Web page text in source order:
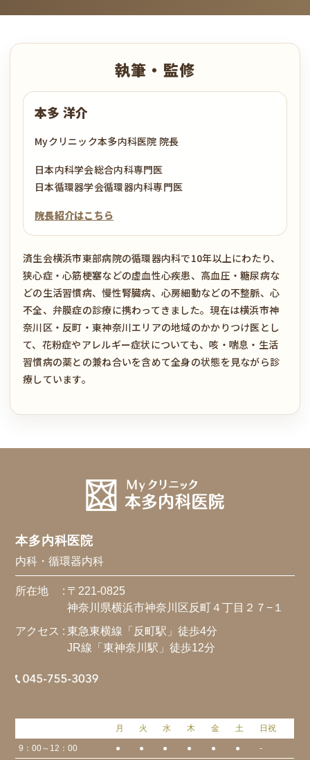
執筆・監修
本多 洋介
Myクリニック本多内科医院 院長
日本内科学会総合内科専門医
日本循環器学会循環器内科専門医
院長紹介はこちら
済生会横浜市東部病院の循環器内科で10年以上にわたり、
狭心症・心筋梗塞などの虚血性心疾患、高血圧・糖尿病な
どの生活習慣病、慢性腎臓病、心房細動などの不整脈、心
不全、弁膜症の診療に携わってきました。現在は横浜市神
奈川区・反町・東神奈川エリアの地域のかかりつけ医とし
て、花粉症やアレルギー症状についても、咳・喘息・生活
習慣病の薬との兼ね合いを含めて全身の状態を見ながら診
療しています。
本多内科医院
内科・循環器内科
所在地 : 〒221-0825
神奈川県横浜市神奈川区反町４丁目２７−１
アクセス : 東急東横線「反町駅」徒歩4分
JR線「東神奈川駅」徒歩12分
月 火 水 木 金 土 日祝
9：00～12：00 ● ● ● ● ● ● -